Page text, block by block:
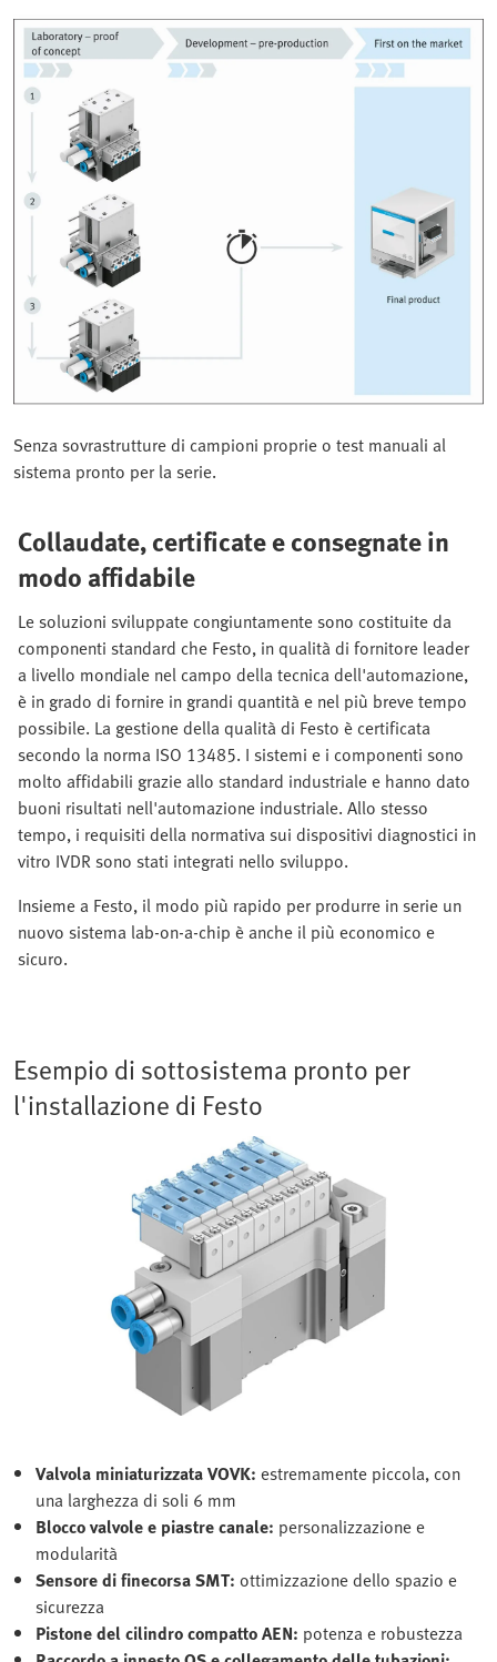
Senza sovrastrutture di campioni proprie o test manuali al
sistema pronto per la serie.
Collaudate, certificate e consegnate in
modo affidabile
Le soluzioni sviluppate congiuntamente sono costituite da
componenti standard che Festo, in qualità di fornitore leader
a livello mondiale nel campo della tecnica dell'automazione,
è in grado di fornire in grandi quantità e nel più breve tempo
possibile. La gestione della qualità di Festo è certificata
secondo la norma ISO 13485. I sistemi e i componenti sono
molto affidabili grazie allo standard industriale e hanno dato
buoni risultati nell'automazione industriale. Allo stesso
tempo, i requisiti della normativa sui dispositivi diagnostici in
vitro IVDR sono stati integrati nello sviluppo.
Insieme a Festo, il modo più rapido per produrre in serie un
nuovo sistema lab-on-a-chip è anche il più economico e
sicuro.
Esempio di sottosistema pronto per
l'installazione di Festo
Valvola miniaturizzata VOVK: estremamente piccola, con
una larghezza di soli 6 mm
Blocco valvole e piastre canale: personalizzazione e
modularità
Sensore di finecorsa SMT: ottimizzazione dello spazio e
sicurezza
Pistone del cilindro compatto AEN: potenza e robustezza